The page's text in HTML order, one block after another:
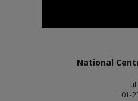
National
01-